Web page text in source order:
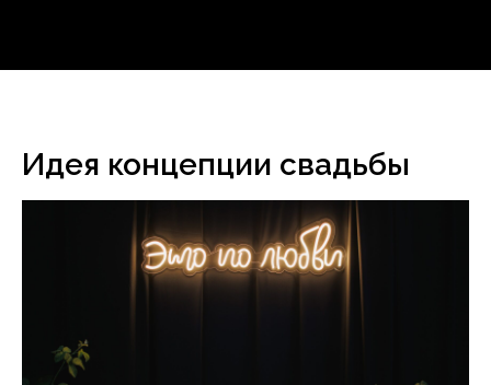
Идея концепции свадьбы